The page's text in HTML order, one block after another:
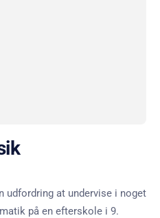
udfordring at undervise i noget
på en efterskole i 9.